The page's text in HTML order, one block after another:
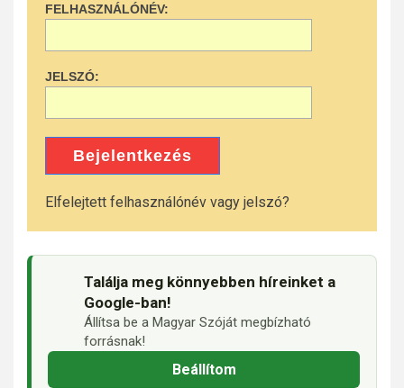
FELHASZNÁLÓNÉV:
JELSZÓ:
Bejelentkezés
Elfelejtett felhasználónév vagy jelszó?
Találja meg könnyebben híreinket a
Google-ban!
Állítsa be a Magyar Szóját megbízható
forrásnak!
Beállítom